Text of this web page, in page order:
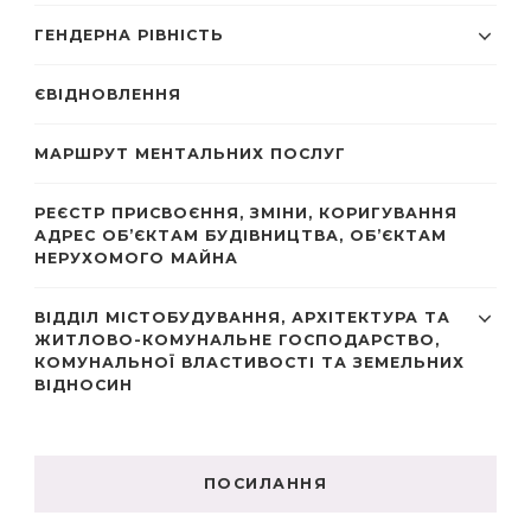
ГЕНДЕРНА РІВНІСТЬ
ЄВІДНОВЛЕННЯ
МАРШРУТ МЕНТАЛЬНИХ ПОСЛУГ
РЕЄСТР ПРИСВОЄННЯ, ЗМІНИ, КОРИГУВАННЯ
АДРЕС ОБ’ЄКТАМ БУДІВНИЦТВА, ОБ’ЄКТАМ
НЕРУХОМОГО МАЙНА
ВІДДІЛ МІСТОБУДУВАННЯ, АРХІТЕКТУРА ТА
ЖИТЛОВО-КОМУНАЛЬНЕ ГОСПОДАРСТВО,
КОМУНАЛЬНОЇ ВЛАСТИВОСТІ ТА ЗЕМЕЛЬНИХ
ВІДНОСИН
ПОСИЛАННЯ